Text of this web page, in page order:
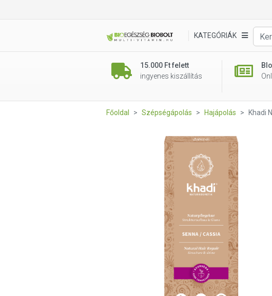
KATEGÓRIÁK
15.000 Ft felett
ingyenes kiszállítás
Főoldal Szépségápolás Hajápolás Khadi